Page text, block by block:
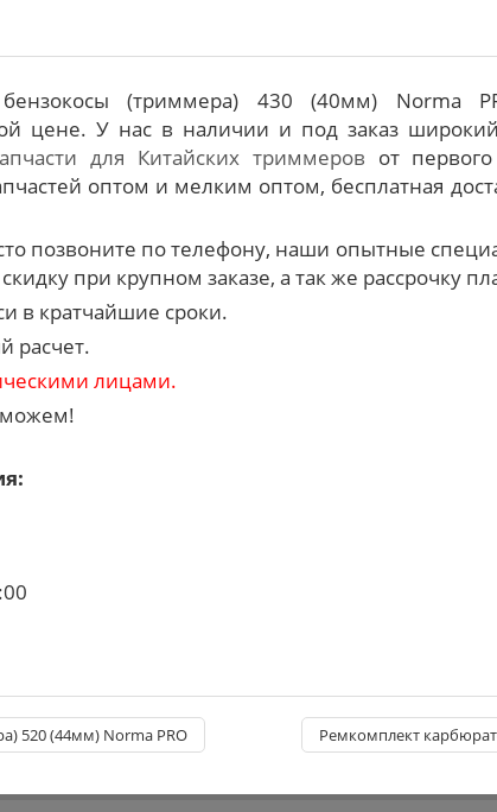
(триммера) 430 (40мм) Norma
цене. У нас в наличии и под заказ
для Китайских триммеров от
оптом и мелким оптом, бесплатная
позвоните по телефону, наши опытные
при крупном заказе, а так же рассрочку
в кратчайшие сроки.
расчет.
лицами.
520 (44мм) Norma PRO Ремкомплект